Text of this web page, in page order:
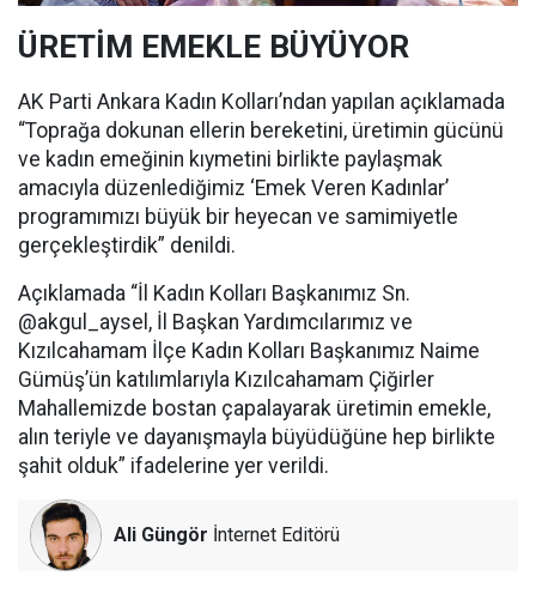
ÜRETİM EMEKLE BÜYÜYOR
AK Parti Ankara Kadın Kolları’ndan yapılan açıklamada
“Toprağa dokunan ellerin bereketini, üretimin gücünü
ve kadın emeğinin kıymetini birlikte paylaşmak
amacıyla düzenlediğimiz ‘Emek Veren Kadınlar’
programımızı büyük bir heyecan ve samimiyetle
gerçekleştirdik” denildi.
Açıklamada “İl Kadın Kolları Başkanımız Sn.
@akgul_aysel, İl Başkan Yardımcılarımız ve
Kızılcahamam İlçe Kadın Kolları Başkanımız Naime
Gümüş’ün katılımlarıyla Kızılcahamam Çiğirler
Mahallemizde bostan çapalayarak üretimin emekle,
alın teriyle ve dayanışmayla büyüdüğüne hep birlikte
şahit olduk” ifadelerine yer verildi.
Ali Güngör İnternet Editörü